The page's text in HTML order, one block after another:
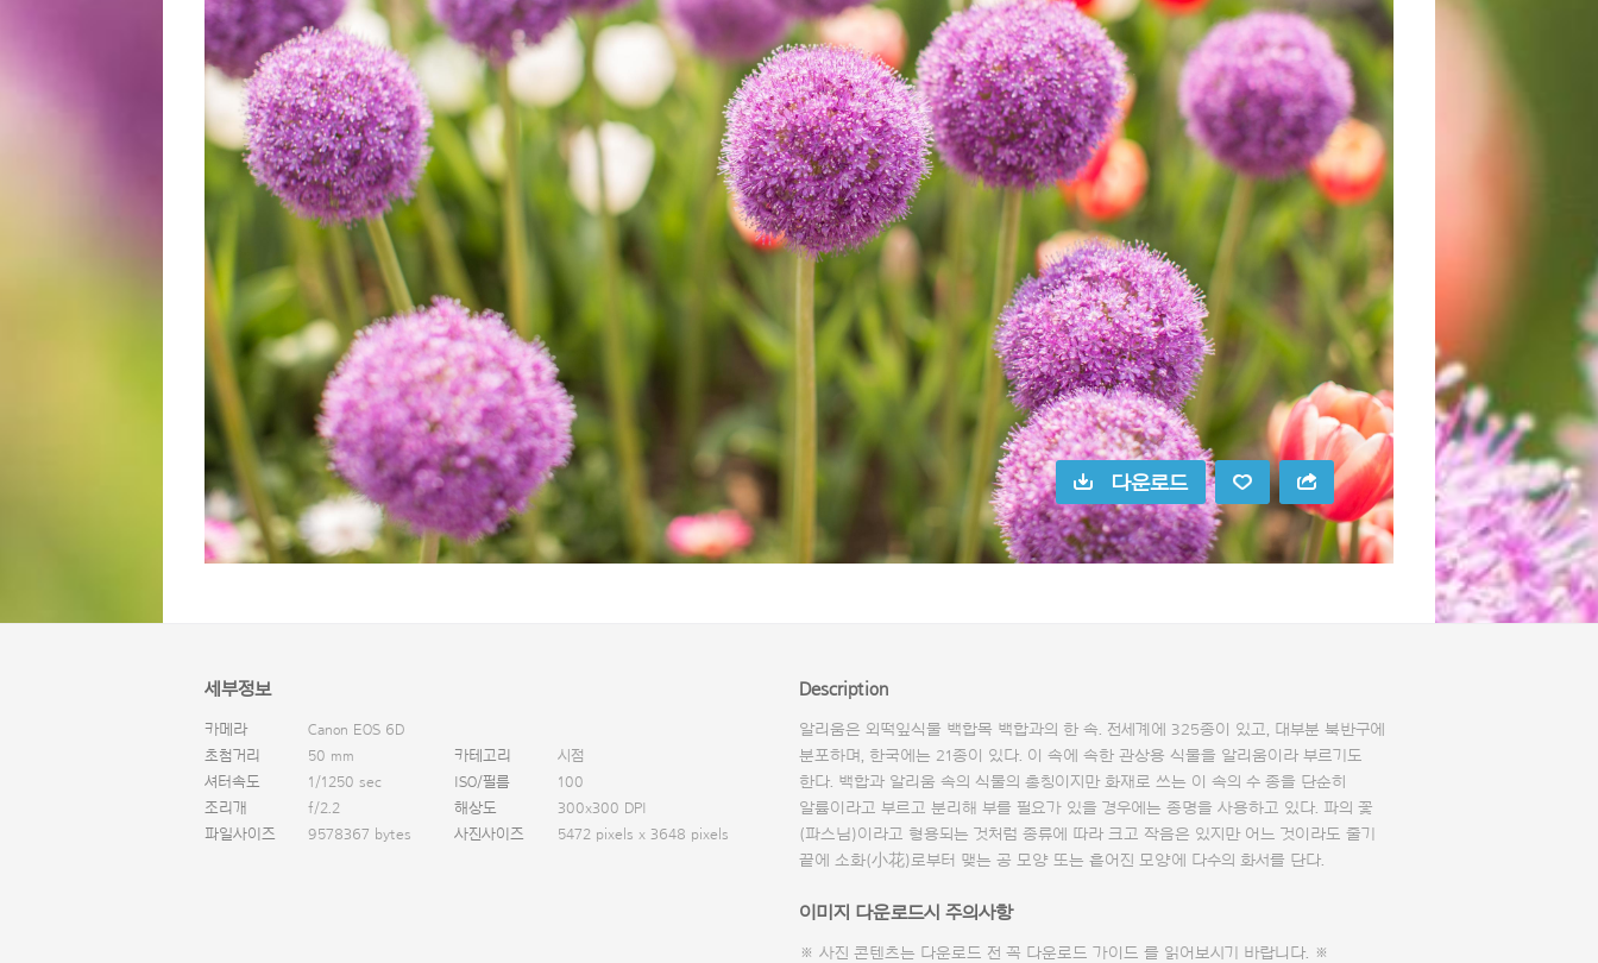
다운로드
세부정보
카메라
Canon EOS 6D
초첨거리
50 mm 카테고리
시점
셔터속도
1/1250 sec ISO/필름
100
조리개
f/2.2 해상도
300x300 DPI
파일사이즈
9578367 bytes 사진사이즈 5472 pixels x 3648 pixels
Description
알리움은 외떡잎식물 백합목 백합과의 한 속. 전세계에 325종이 있고, 대부분 북반구에
분포하며, 한국에는 21종이 있다. 이 속에 속한 관상용 식물을 알리움이라 부르기도
한다. 백합과 알리움 속의 식물의 총칭이지만 화재로 쓰는 이 속의 수 종을 단순히
알륨이라고 부르고 분리해 부를 필요가 있을 경우에는 종명을 사용하고 있다. 파의 꽃
(파스님)이라고 형용되는 것처럼 종류에 따라 크고 작음은 있지만 어느 것이라도 줄기
끝에 소화(小花)로부터 맺는 공 모양 또는 흩어진 모양에 다수의 화서를 단다.
이미지 다운로드시 주의사항
※ 사진 콘텐츠는 다운로드 전 꼭 다운로드 가이드 를 읽어보시기 바랍니다. ※